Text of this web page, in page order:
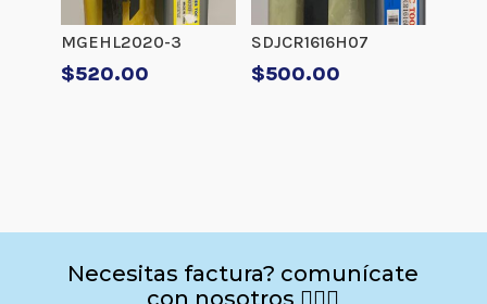
MGEHL2020-3
$520.00
SDJCR1616H07
$500.00
Necesitas factura? comunícate
con nosotros 🙋🏻‍♂️